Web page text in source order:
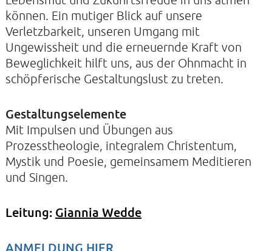
KIRCHE DER STILLE
Helenenstraße 14A
22765 Hamburg
Tel: 040-21088468
können. Ein mutiger Blick auf unsere
Verletzbarkeit, unseren Umgang mit
Ungewissheit und die erneuernde Kraft von
Beweglichkeit hilft uns, aus der Ohnmacht in
schöpferische Gestaltungslust zu treten.
Gestaltungselemente
Mit Impulsen und Übungen aus
Prozesstheologie, integralem Christentum,
Mystik und Poesie, gemeinsamem Meditieren
und Singen.
Leitung: Giannia Wedde
ANMELDUNG HIER